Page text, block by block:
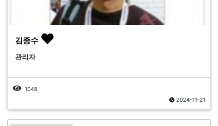
김종수
관리자
1048
2024-11-21